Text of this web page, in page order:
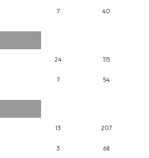
7 40
24 115
7 54
13 207
3 68